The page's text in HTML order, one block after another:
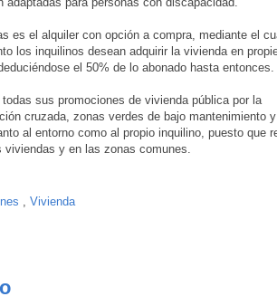
es el alquiler con opción a compra, mediante el
los inquilinos desean adquirir la vivienda en
el 50% de lo abonado hasta entonces.
sus promociones de vivienda pública por la
cruzada, zonas verdes de bajo mantenimiento
al entorno como al propio inquilino, puesto que
y en las zonas comunes.
, Vivienda